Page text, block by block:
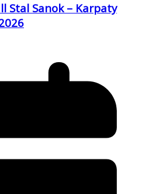
Stal Sanok – Karpaty